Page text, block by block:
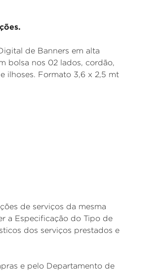
em alta
bolsa nos 02 lados, cordão,
ilhoses. Formato 3,6 x 2,5 mt
de serviços da mesma
a Especificação do Tipo de
dos serviços prestados e
e pelo Departamento de